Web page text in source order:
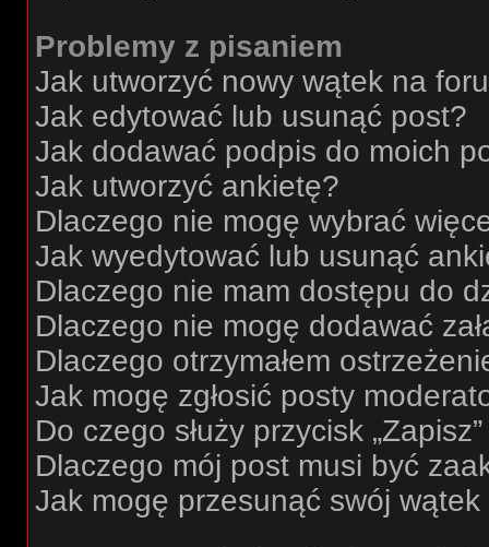
Problemy z pisaniem
Jak utworzyć nowy wątek na
Jak edytować lub usunąć post?
Jak dodawać podpis do moich
Jak utworzyć ankietę?
Dlaczego nie mogę wybrać
Jak wyedytować lub usunąć
Dlaczego nie mam dostępu do
Dlaczego nie mogę dodawać
Dlaczego otrzymałem
Jak mogę zgłosić posty
Do czego służy przycisk
Dlaczego mój post musi być
Jak mogę przesunąć swój